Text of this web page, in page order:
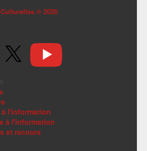
© 2026
l'information
à l'information
et recours